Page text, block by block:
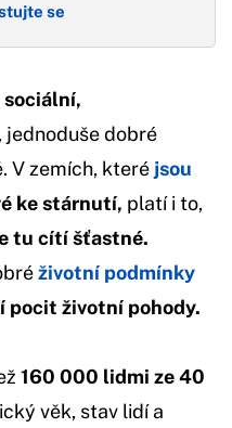
se
sociální,
, jednoduše dobré
V zemích, které jsou
ke stárnutí, platí i to,
tu cítí šťastné.
životní podmínky
pocit životní pohody.
160 000 lidmi ze 40
věk, stav lidí a